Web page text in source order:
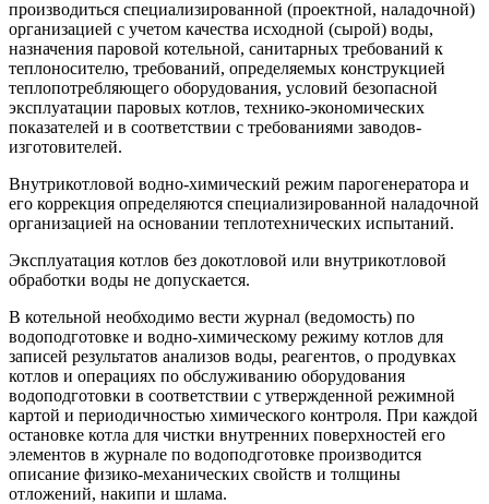
производиться специализированной (проектной, наладочной)
организацией с учетом качества исходной (сырой) воды,
назначения паровой котельной, санитарных требований к
теплоносителю, требований, определяемых конструкцией
теплопотребляющего оборудования, условий безопасной
эксплуатации паровых котлов, технико-экономических
показателей и в соответствии с требованиями заводов-
изготовителей.
Внутрикотловой водно-химический режим парогенератора и
его коррекция определяются специализированной наладочной
организацией на основании теплотехнических испытаний.
Эксплуатация котлов без докотловой или внутрикотловой
обработки воды не допускается.
В котельной необходимо вести журнал (ведомость) по
водоподготовке и водно-химическому режиму котлов для
записей результатов анализов воды, реагентов, о продувках
котлов и операциях по обслуживанию оборудования
водоподготовки в соответствии с утвержденной режимной
картой и периодичностью химического контроля. При каждой
остановке котла для чистки внутренних поверхностей его
элементов в журнале по водоподготовке производится
описание физико-механических свойств и толщины
отложений, накипи и шлама.